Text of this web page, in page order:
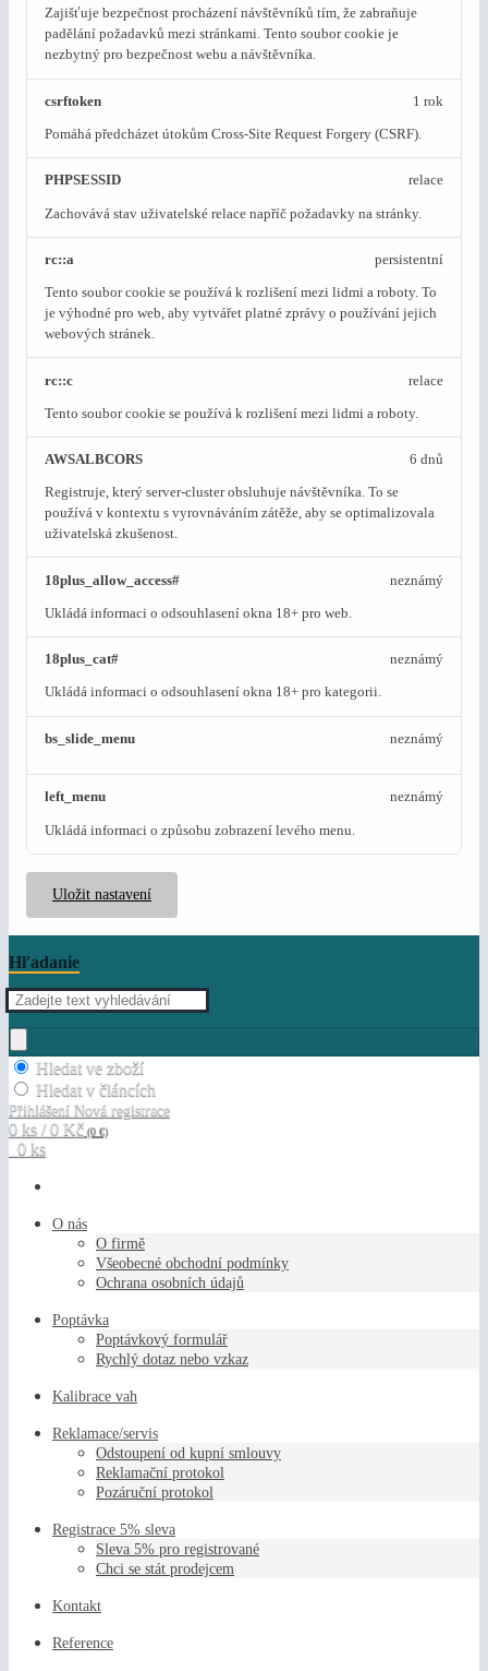
Zajišťuje bezpečnost procházení návštěvníků tím, že zabraňuje
padělání požadavků mezi stránkami. Tento soubor cookie je
nezbytný pro bezpečnost webu a návštěvníka.
csrftoken
Pomáhá předcházet útokům Cross-Site Request Forgery (CSRF).
1 rok
PHPSESSID
Zachovává stav uživatelské relace napříč požadavky na stránky.
relace
rc::a
Tento soubor cookie se používá k rozlišení mezi lidmi a roboty. To
je výhodné pro web, aby vytvářet platné zprávy o používání jejich
webových stránek.
persistentní
rc::c
Tento soubor cookie se používá k rozlišení mezi lidmi a roboty.
relace
AWSALBCORS
Registruje, který server-cluster obsluhuje návštěvníka. To se
používá v kontextu s vyrovnáváním zátěže, aby se optimalizovala
uživatelská zkušenost.
6 dnů
18plus_allow_access#
Ukládá informaci o odsouhlasení okna 18+ pro web.
neznámý
18plus_cat#
Ukládá informaci o odsouhlasení okna 18+ pro kategorii.
neznámý
bs_slide_menu neznámý
left_menu
Ukládá informaci o způsobu zobrazení levého menu.
neznámý
Uložit nastavení
Hľadanie
Hledat ve zboží
Hledat v článcích
Přihlášení Nová registrace
0 ks / 0 Kč (0 €)
0 ks
O nás
O firmě
Všeobecné obchodní podmínky
Ochrana osobních údajů
Poptávka
Poptávkový formulář
Rychlý dotaz nebo vzkaz
Kalibrace vah
Reklamace/servis
Odstoupení od kupní smlouvy
Reklamační protokol
Pozáruční protokol
Registrace 5% sleva
Sleva 5% pro registrované
Chci se stát prodejcem
Kontakt
Reference